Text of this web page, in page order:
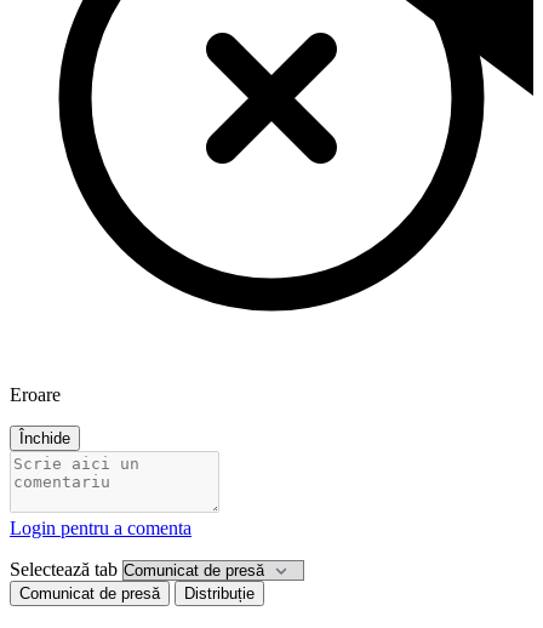
Eroare
Închide
Login pentru a comenta
Selectează tab
Comunicat de presă Distribuție